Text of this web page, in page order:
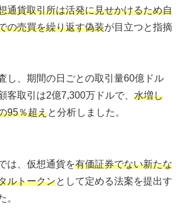
通貨取引所は活発に見せかけるため自
の売買を繰り返す偽装が目立つと指摘
し、期間の日ごとの取引量60億ドル
客取引は2億7,300万ドルで、 水増し
95％超えと分析しました。
は、仮想通貨を有価証券でない新たな
ルトークンとして定める法案を提出す
。